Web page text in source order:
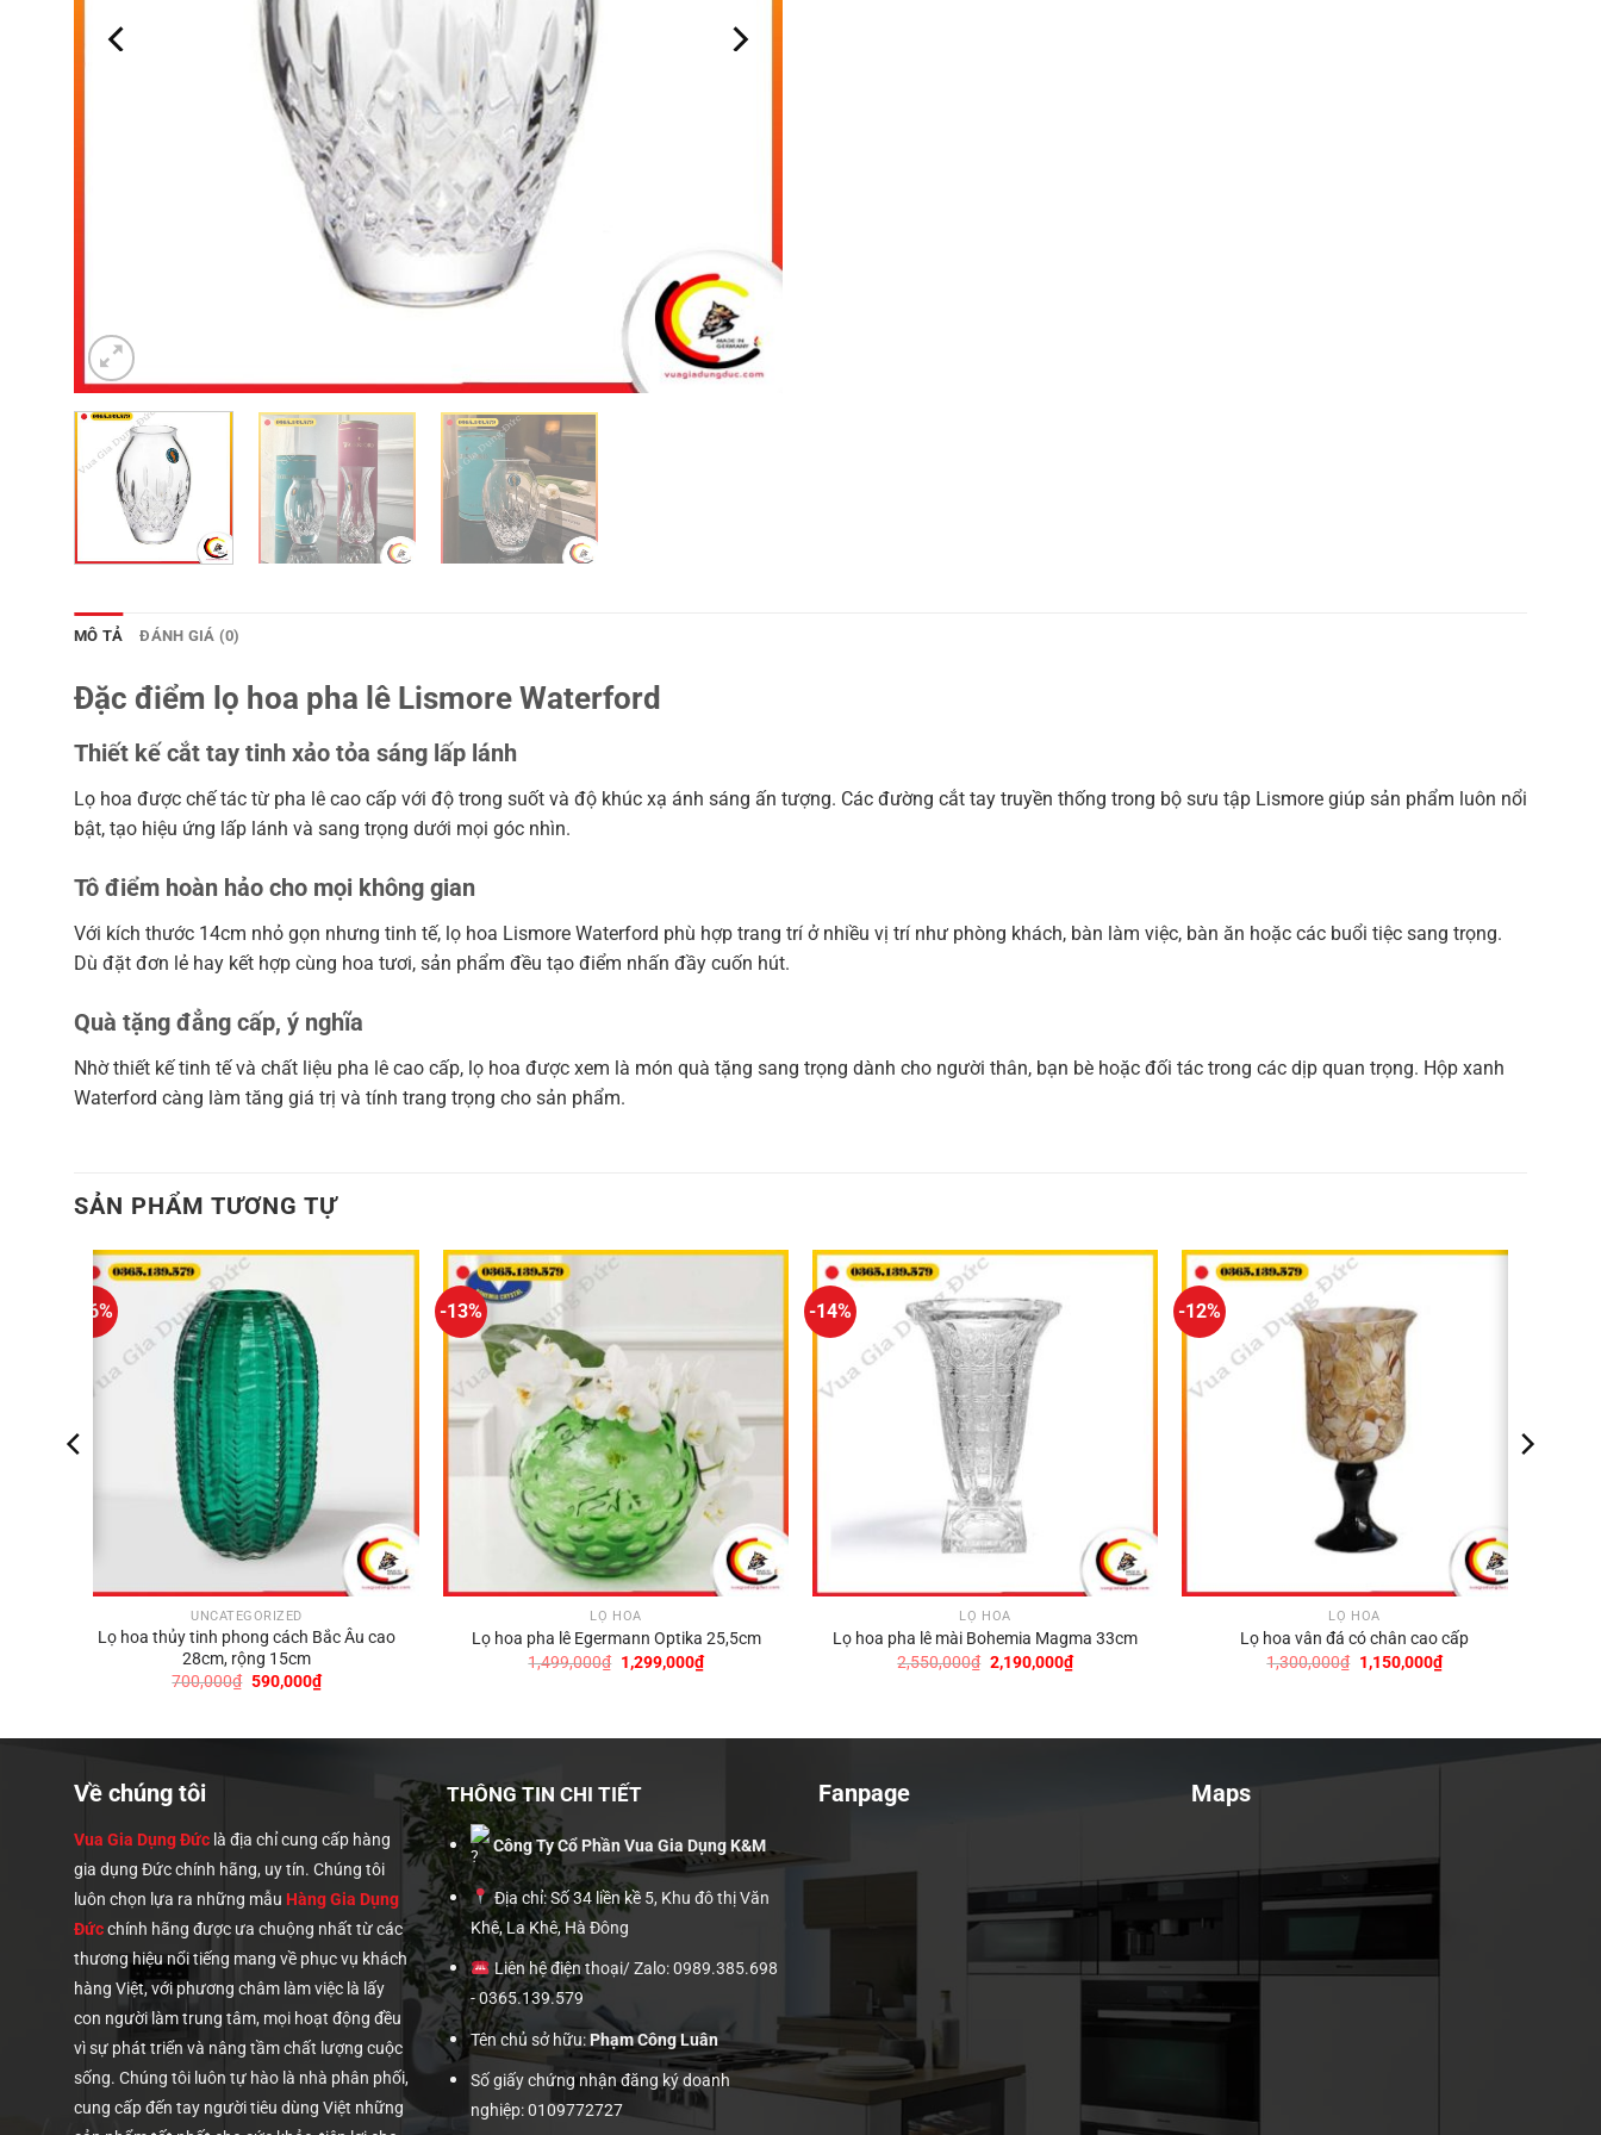
MÔ TẢ ĐÁNH GIÁ (0)
Đặc điểm lọ hoa pha lê Lismore Waterford
Thiết kế cắt tay tinh xảo tỏa sáng lấp lánh
Lọ hoa được chế tác từ pha lê cao cấp với độ trong suốt và độ khúc xạ ánh sáng ấn tượng. Các đường cắt tay truyền thống trong bộ sưu tập Lismore giúp sản phẩm luôn nổi
bật, tạo hiệu ứng lấp lánh và sang trọng dưới mọi góc nhìn.
Tô điểm hoàn hảo cho mọi không gian
Với kích thước 14cm nhỏ gọn nhưng tinh tế, lọ hoa Lismore Waterford phù hợp trang trí ở nhiều vị trí như phòng khách, bàn làm việc, bàn ăn hoặc các buổi tiệc sang trọng.
Dù đặt đơn lẻ hay kết hợp cùng hoa tươi, sản phẩm đều tạo điểm nhấn đầy cuốn hút.
Quà tặng đẳng cấp, ý nghĩa
Nhờ thiết kế tinh tế và chất liệu pha lê cao cấp, lọ hoa được xem là món quà tặng sang trọng dành cho người thân, bạn bè hoặc đối tác trong các dịp quan trọng. Hộp xanh
Waterford càng làm tăng giá trị và tính trang trọng cho sản phẩm.
SẢN PHẨM TƯƠNG TỰ
-16%
UNCATEGORIZED
Lọ hoa thủy tinh phong cách Bắc Âu cao
28cm, rộng 15cm
700,000₫ Giá
590,000₫Giá
hiện
-13%
LỌ HOA
Lọ hoa pha lê Egermann Optika 25,5cm
1,499,000₫ Giá
1,299,000₫Giá
hiện
-14%
LỌ HOA
Lọ hoa pha lê mài Bohemia Magma 33cm
2,550,000₫ Giá
2,190,000₫Giá
hiện
-12%
LỌ HOA
Lọ hoa vân đá có chân cao cấp
1,300,000₫ Giá
1,150,000₫Giá
hiện
Về chúng tôi
Vua Gia Dụng Đức là địa chỉ cung cấp hàng
gia dụng Đức chính hãng, uy tín. Chúng tôi
luôn chọn lựa ra những mẫu Hàng Gia Dụng
Đứcchính hãng được ưa chuộng nhất từ các
thương hiệu nổi tiếng mang về phục vụ khách
hàng Việt, với phương châm làm việc là lấy
con người làm trung tâm, mọi hoạt động đều
vì sự phát triển và nâng tầm chất lượng cuộc
sống. Chúng tôi luôn tự hào là nhà phân phối,
cung cấp đến tay người tiêu dùng Việt những
THÔNG TIN CHI TIẾT
Công Ty Cổ Phần Vua Gia Dụng K&M
Địa chỉ: Số 34 liền kề 5, Khu đô thị Văn
Khê, La Khê, Hà Đông
Liên hệ điện thoại/ Zalo: 0989.385.698
- 0365.139.579
Tên chủ sở hữu: Phạm Công Luân
Số giấy chứng nhận đăng ký doanh
nghiệp: 0109772727
Fanpage Maps